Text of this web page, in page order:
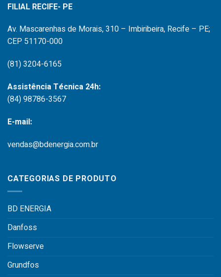
FILIAL RECIFE- PE
Av. Mascarenhas de Morais, 310 – Imbiribeira, Recife – PE;
CEP 51170-000
(81) 3204-6165
Assistência Técnica 24h:
(84) 98786-3567
E-mail:
vendas@bdenergia.com.br
CATEGORIAS DE PRODUTO
BD ENERGIA
Danfoss
Flowserve
Grundfos